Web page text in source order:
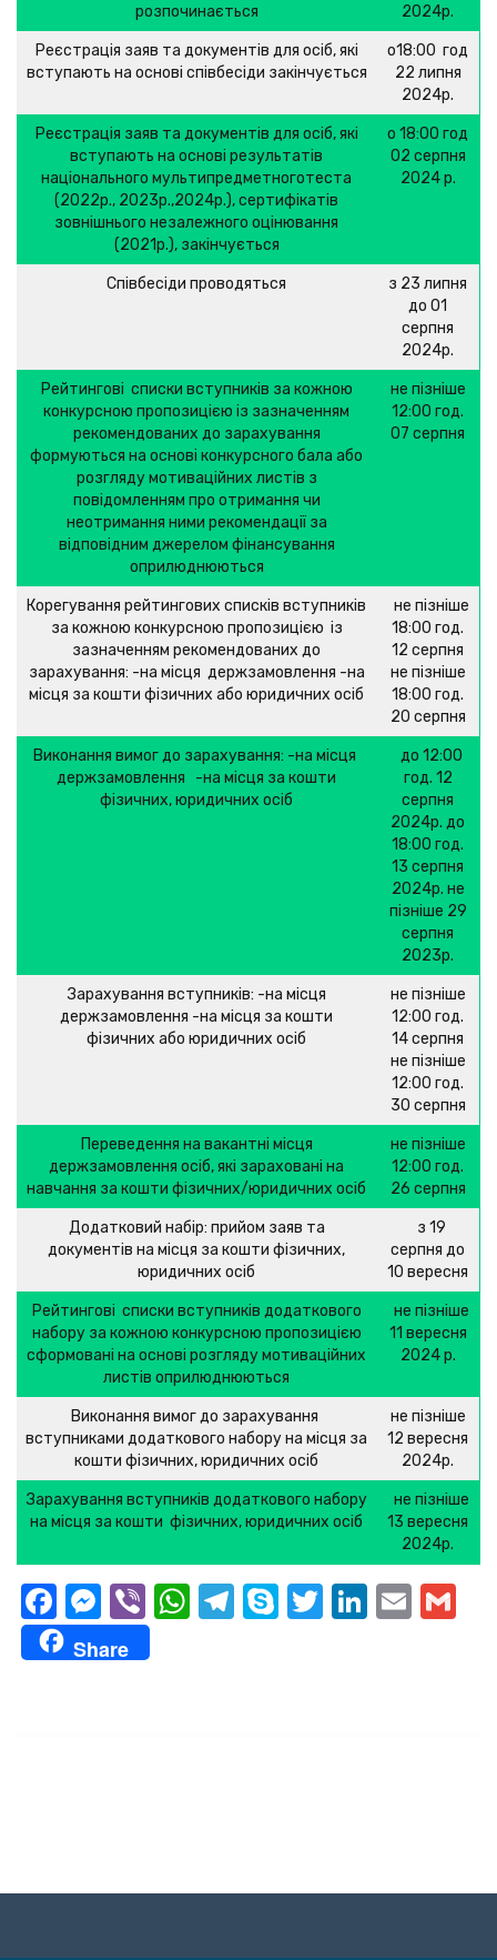
розпочинається
2024р.
Реєстрація заяв та документів для осіб, які
вступають на основі співбесіди закінчується
о18:00 год
22 липня
2024р.
Реєстрація заяв та документів для осіб, які
вступають на основі результатів
національного мультипредметноготеста
(2022р., 2023р.,2024р.), сертифікатів
зовнішнього незалежного оцінювання
(2021р.), закінчується
о 18:00 год
02 серпня
2024 р.
Співбесіди проводяться
з 23 липня
до 01
серпня
2024р.
Рейтингові списки вступників за кожною
конкурсною пропозицією із зазначенням
рекомендованих до зарахування
формуються на основі конкурсного бала або
розгляду мотиваційних листів з
повідомленням про отримання чи
неотримання ними рекомендації за
відповідним джерелом фінансування
оприлюднюються
не пізніше
12:00 год.
07 серпня
Корегування рейтингових списків вступників
за кожною конкурсною пропозицією із
зазначенням рекомендованих до
зарахування: -на місця держзамовлення -на
місця за кошти фізичних або юридичних осіб
не пізніше
18:00 год.
12 серпня
не пізніше
18:00 год.
20 серпня
Виконання вимог до зарахування: -на місця
держзамовлення -на місця за кошти
фізичних, юридичних осіб
до 12:00
год. 12
серпня
2024р. до
18:00 год.
13 серпня
2024р. не
пізніше 29
серпня
2023р.
Зарахування вступників: -на місця
держзамовлення -на місця за кошти
фізичних або юридичних осіб
не пізніше
12:00 год.
14 серпня
не пізніше
12:00 год.
30 серпня
Переведення на вакантні місця
держзамовлення осіб, які зараховані на
навчання за кошти фізичних/юридичних осіб
не пізніше
12:00 год.
26 серпня
Додатковий набір: прийом заяв та
документів на місця за кошти фізичних,
юридичних осіб
з 19
серпня до
10 вересня
Рейтингові списки вступників додаткового
набору за кожною конкурсною пропозицією
сформовані на основі розгляду мотиваційних
листів оприлюднюються
не пізніше
11 вересня
2024 р.
Виконання вимог до зарахування
вступниками додаткового набору на місця за
кошти фізичних, юридичних осіб
не пізніше
12 вересня
2024р.
Зарахування вступників додаткового набору
на місця за кошти фізичних, юридичних осіб
не пізніше
13 вересня
2024р.
Facebook
Messenger
ViberWhatsApp
Telegram
SkypeTwitterEmail
Share